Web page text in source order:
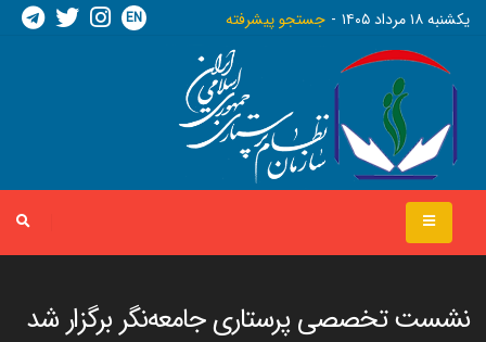
يکشنبه ١٨ مرداد ١٤٠٥ جستجو پیشرفته EN
نشست تخصصی پرستاری جامعه‌نگر برگزار شد